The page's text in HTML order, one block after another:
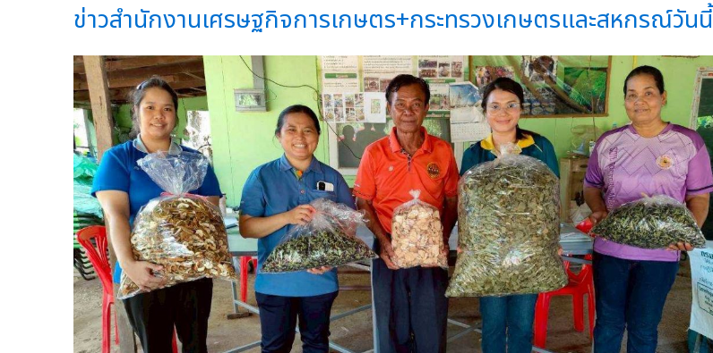
ข่าวสำนักงานเศรษฐกิจการเกษตร+กระทรวงเกษตรและสหกรณ์วันนี้